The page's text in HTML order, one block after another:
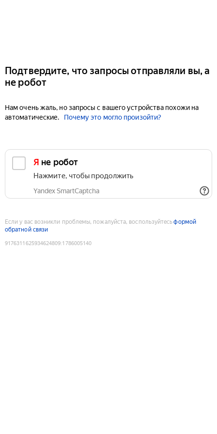
Подтвердите, что запросы отправляли вы, а
не робот
Нам очень жаль, но запросы с вашего устройства похожи на
автоматические.
Почему это могло произойти?
Я не робот
Нажмите, чтобы продолжить
Yandex SmartCaptcha
Если у вас возникли проблемы, пожалуйста, воспользуйтесьформой
обратной связи
9176311625934624809:1786005140